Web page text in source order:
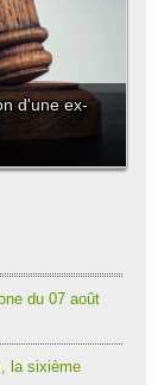
d'une ex-
du 07 août
la sixième